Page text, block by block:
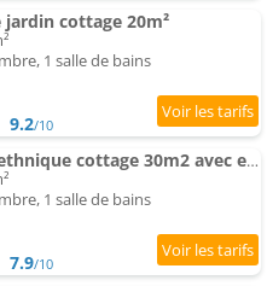
cottage 20m²
1 salle de bains
9.2/10
Appartement L'ethnique cottage 30m2 avec extérieur
1 salle de bains
7.9/10